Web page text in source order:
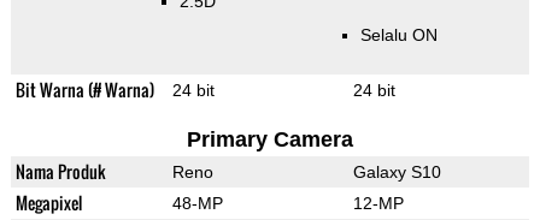
Selalu ON
Bit Warna (# Warna) 24 bit 24 bit
Primary Camera
Nama Produk Reno Galaxy S10
Megapixel 48-MP 12-MP